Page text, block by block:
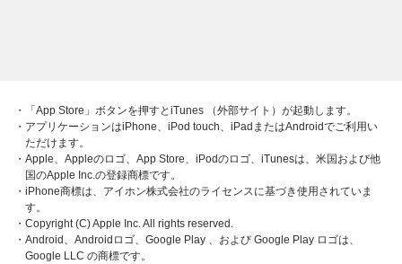
・「App Store」ボタンを押すとiTunes （外部サイト）が起動します。
・アプリケーションはiPhone、iPod touch、iPadまたはAndroidでご利用い
ただけます。
・Apple、Appleのロゴ、App Store、iPodのロゴ、iTunesは、米国および他
国のApple Inc.の登録商標です。
・iPhone商標は、アイホン株式会社のライセンスに基づき使用されていま
す。
・Copyright (C) Apple Inc. All rights reserved.
・Android、Androidロゴ、Google Play 、および Google Play ロゴは、
Google LLC の商標です。